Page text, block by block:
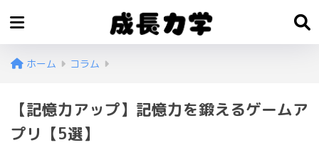
ホーム コラム
【記憶力アップ】記憶力を鍛えるゲームア
プリ【5選】